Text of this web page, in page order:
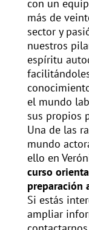
con un
más de
sector y
nuestros
espíritu
el mundo
sus propios
Una de las
mundo
ello en
curso
preparación
Si estás
ampliar